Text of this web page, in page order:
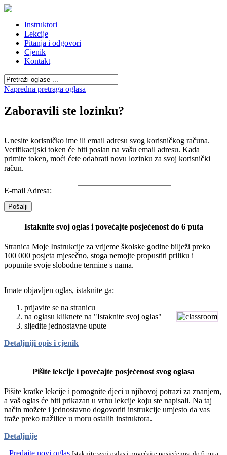
Instruktori
Lekcije
Pitanja i odgovori
Cjenik
Kontakt
Napredna pretraga oglasa
Zaboravili ste lozinku?
Unesite korisničko ime ili email adresu svog korisničkog računa.
Verifikacijski token će biti poslan na vašu email adresu. Kada
primite token, moći ćete odabrati novu lozinku za svoj korisnički
račun.
E-mail Adresa:
Pošalji
Istaknite svoj oglas i povećajte posjećenost do 6 puta
Stranica Moje Instrukcije za vrijeme školske godine bilježi preko
100 000 posjeta mjesečno, stoga nemojte propustiti priliku i
popunite svoje slobodne termine s nama.
Imate objavljen oglas, istaknite ga:
prijavite se na stranicu
na oglasu kliknete na "Istaknite svoj oglas"
sljedite jednostavne upute
Detaljniji opis i cjenik
Pišite lekcije i povećajte posjećenost svog oglasa
Pišite kratke lekcije i pomognite djeci u njihovoj potrazi za znanjem,
a vaš oglas će biti prikazan u vrhu lekcije koju ste napisali. Na taj
način možete i jednostavno dogovoriti instrukcije umjesto da vas
traže preko tražilice u moru ostalih instruktora.
Detaljnije
Predajte novi oglas